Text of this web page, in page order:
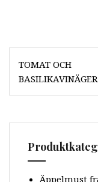
TOMAT OCH
Äppelmust